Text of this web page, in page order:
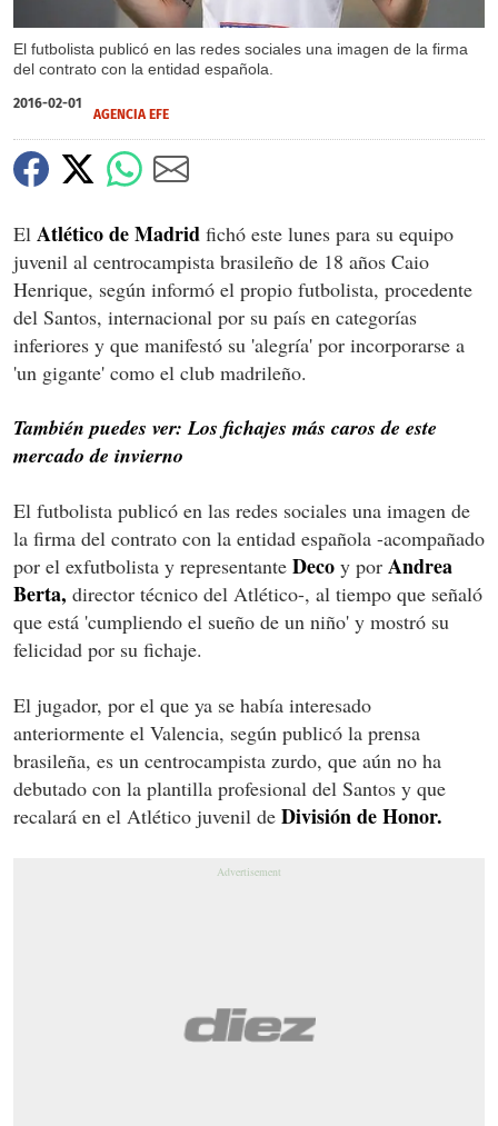
El futbolista publicó en las redes sociales una imagen de la firma
del contrato con la entidad española.
2016-02-01
AGENCIA EFE
El Atlético de Madrid fichó este lunes para su equipo
juvenil al centrocampista brasileño de 18 años Caio
Henrique, según informó el propio futbolista, procedente
del Santos, internacional por su país en categorías
inferiores y que manifestó su 'alegría' por incorporarse a
'un gigante' como el club madrileño.
También puedes ver: Los fichajes más caros de este
mercado de invierno
El futbolista publicó en las redes sociales una imagen de
la firma del contrato con la entidad española -acompañado
por el exfutbolista y representante Deco y por Andrea
Berta, director técnico del Atlético-, al tiempo que señaló
que está 'cumpliendo el sueño de un niño' y mostró su
felicidad por su fichaje.
El jugador, por el que ya se había interesado
anteriormente el Valencia, según publicó la prensa
brasileña, es un centrocampista zurdo, que aún no ha
debutado con la plantilla profesional del Santos y que
recalará en el Atlético juvenil de División de Honor.